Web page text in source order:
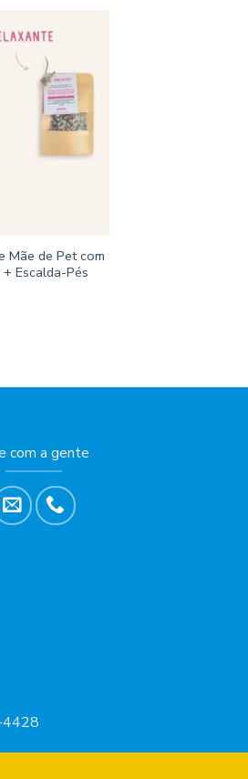
Mãe de Pet com
Escalda-Pés
com a gente